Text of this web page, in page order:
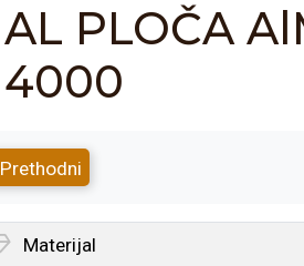
AL PLOČA
4000
Prethodni
Materijal